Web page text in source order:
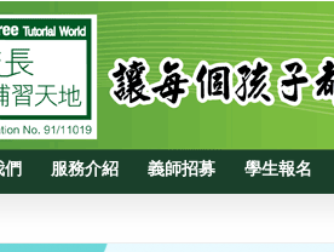
們 服務介紹 義師招募 學生報名